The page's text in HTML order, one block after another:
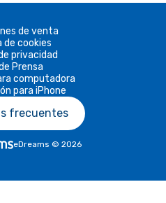
de venta
de cookies
privacidad
Prensa
computadora
para iPhone
frecuentes
eDreams © 2026